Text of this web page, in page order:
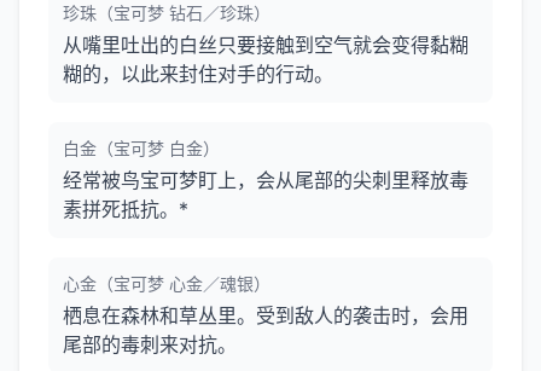
珍珠（宝可梦 钻石／珍珠）
从嘴里吐出的白丝只要接触到空气就会变得黏糊
糊的，以此来封住对手的行动。
白金（宝可梦 白金）
经常被鸟宝可梦盯上，会从尾部的尖刺里释放毒
素拼死抵抗。*
心金（宝可梦 心金／魂银）
栖息在森林和草丛里。受到敌人的袭击时，会用
尾部的毒刺来对抗。